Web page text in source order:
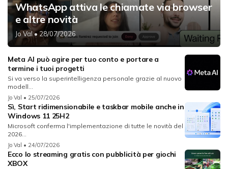
WhatsApp attiva le chiamate via browser
e altre novità
Jo Val• 28/07/2026
Meta AI può agire per tuo conto e portare a
termine i tuoi progetti
Si va verso la superintelligenza personale grazie al nuovo
modell...
Jo Val • 25/07/2026
Sì, Start ridimensionabile e taskbar mobile anche in
Windows 11 25H2
Microsoft conferma l'implementazione di tutte le novità del
2026...
Jo Val • 24/07/2026
Ecco lo streaming gratis con pubblicità per giochi
XBOX